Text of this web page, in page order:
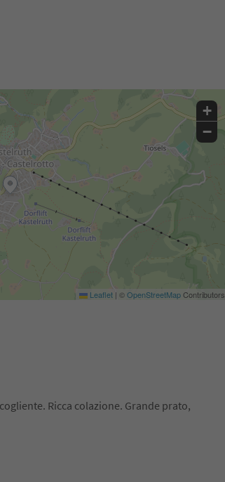
+
−
Leaflet | ©OpenStreetMapContributors
Ricca colazione. Grande prato,